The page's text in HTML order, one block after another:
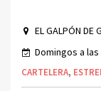
EL GALPÓN DE
Domingos a las
CARTELERA,